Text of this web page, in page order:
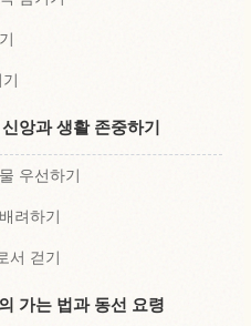
앙과 생활 존중하기
우선하기
려하기
서 걷기
가는 법과 동선 요령